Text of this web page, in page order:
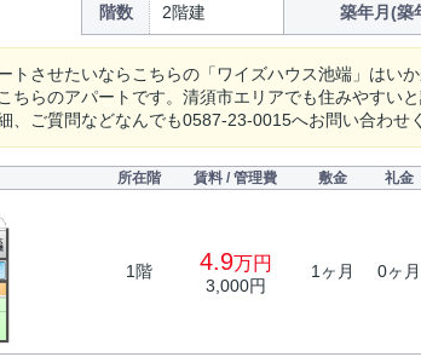
階数 2階建 築年月(築
トさせたいならこちらの「ワイズハウス池端」はい
ちらのアパートです。清須市エリアでも住みやすい
、ご質問などなんでも0587-23-0015へお問い合わせ
所在階 賃料 / 管理費 敷金 礼金
1階 4.9万円
3,000円
1ヶ月 0ヶ月